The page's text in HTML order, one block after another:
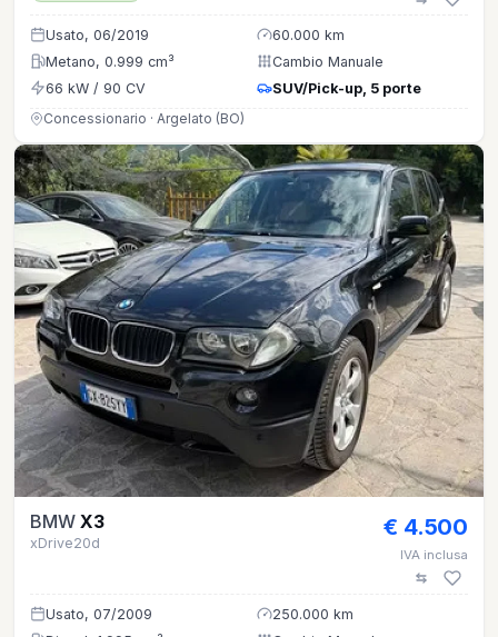
Usato, 06/2019
60.000 km
Metano, 0.999 cm³
Cambio Manuale
66 kW / 90 CV
SUV/Pick-up, 5 porte
Concessionario · Argelato (BO)
BMW X3
xDrive20d
€ 4.500
IVA inclusa
Usato, 07/2009
250.000 km